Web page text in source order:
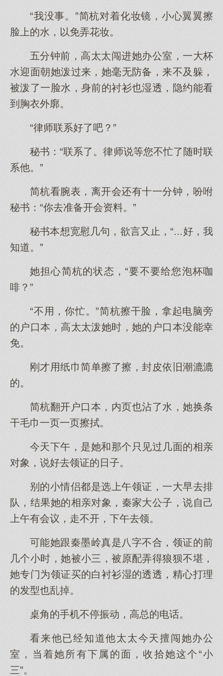
“我没事。”简杭对着化妆镜，小心翼翼擦
脸上的水，以免弄花妆。
五分钟前，高太太闯进她办公室，一大杯
水迎面朝她泼过来，她毫无防备，来不及躲，
被泼了一脸水，身前的衬衫也湿透，隐约能看
到胸衣外廓。
“律师联系好了吧？”
秘书：“联系了。律师说等您不忙了随时联
系他。”
简杭看腕表，离开会还有十一分钟，吩咐
秘书：“你去准备开会资料。”
秘书本想宽慰几句，欲言又止，“...好，我
知道。”
她担心简杭的状态，“要不要给您泡杯咖
啡？”
“不用，你忙。”简杭擦干脸，拿起电脑旁
的户口本，高太太泼她时，她的户口本没能幸
免。
刚才用纸巾简单擦了擦，封皮依旧潮漉漉
的。
简杭翻开户口本，内页也沾了水，她换条
干毛巾一页一页擦拭。
今天下午，是她和那个只见过几面的相亲
对象，说好去领证的日子。
别的小情侣都是选上午领证，一大早去排
队，结果她的相亲对象，秦家大公子，说自己
上午有会议，走不开，下午去领。
可能她跟秦墨岭真是八字不合，领证的前
几个小时，她被小三，被原配弄得狼狈不堪，
她专门为领证买的白衬衫湿的透透，精心打理
的发型也乱掉。
桌角的手机不停振动，高总的电话。
看来他已经知道他太太今天擅闯她办公
室，当着她所有下属的面，收拾她这个“小
三”。